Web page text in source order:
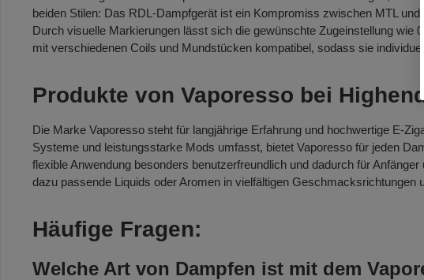
beiden Stilen: Das RDL-Dampfgerät ist ein Kompromiss zwischen MTL
Durch visuelle Markierungen lässt sich die gewünschte Zugeinstellung wie
mit verschiedenen Coils und Mundstücken kompatibel, sodass sie
Produkte von Vaporesso bei
Die Marke Vaporesso steht für langjährige Erfahrung und hochwertige E-
Systeme und leistungsstarke Mods umfasst, bietet Vaporesso für jeden
flexible Anwendung besonders benutzerfreundlich und dadurch für
dazu passende Liquids oder Aromen in vielfältigen Geschmacksrichtungen
Häufige Fragen:
Welche Art von Dampfen ist mit dem